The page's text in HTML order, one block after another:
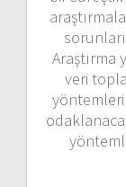
Araştırma
veri